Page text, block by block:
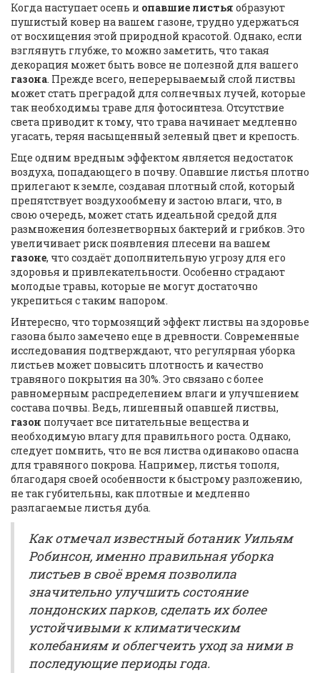
Когда наступает осень и опавшие листья образуют
пушистый ковер на вашем газоне, трудно удержаться
от восхищения этой природной красотой. Однако, если
взглянуть глубже, то можно заметить, что такая
декорация может быть вовсе не полезной для вашего
газона. Прежде всего, неперерываемый слой листвы
может стать преградой для солнечных лучей, которые
так необходимы траве для фотосинтеза. Отсутствие
света приводит к тому, что трава начинает медленно
угасать, теряя насыщенный зеленый цвет и крепость.
Еще одним вредным эффектом является недостаток
воздуха, попадающего в почву. Опавшие листья плотно
прилегают к земле, создавая плотный слой, который
препятствует воздухообмену и застою влаги, что, в
свою очередь, может стать идеальной средой для
размножения болезнетворных бактерий и грибков. Это
увеличивает риск появления плесени на вашем
газоне, что создаёт дополнительную угрозу для его
здоровья и привлекательности. Особенно страдают
молодые травы, которые не могут достаточно
укрепиться с таким напором.
Интересно, что тормозящий эффект листвы на здоровье
газона было замечено еще в древности. Современные
исследования подтверждают, что регулярная уборка
листьев может повысить плотность и качество
травяного покрытия на 30%. Это связано с более
равномерным распределением влаги и улучшением
состава почвы. Ведь, лишенный опавшей листвы,
газон получает все питательные вещества и
необходимую влагу для правильного роста. Однако,
следует помнить, что не вся листва одинаково опасна
для травяного покрова. Например, листья тополя,
благодаря своей особенности к быстрому разложению,
не так губительны, как плотные и медленно
разлагаемые листья дуба.
Как отмечал известный ботаник Уильям
Робинсон, именно правильная уборка
листьев в своё время позволила
значительно улучшить состояние
лондонских парков, сделать их более
устойчивыми к климатическим
колебаниям и облегчеить уход за ними в
последующие периоды года.